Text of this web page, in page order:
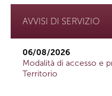
AVVISI DI SERVIZIO
06/08/2026
Modalità di accesso e
Territorio